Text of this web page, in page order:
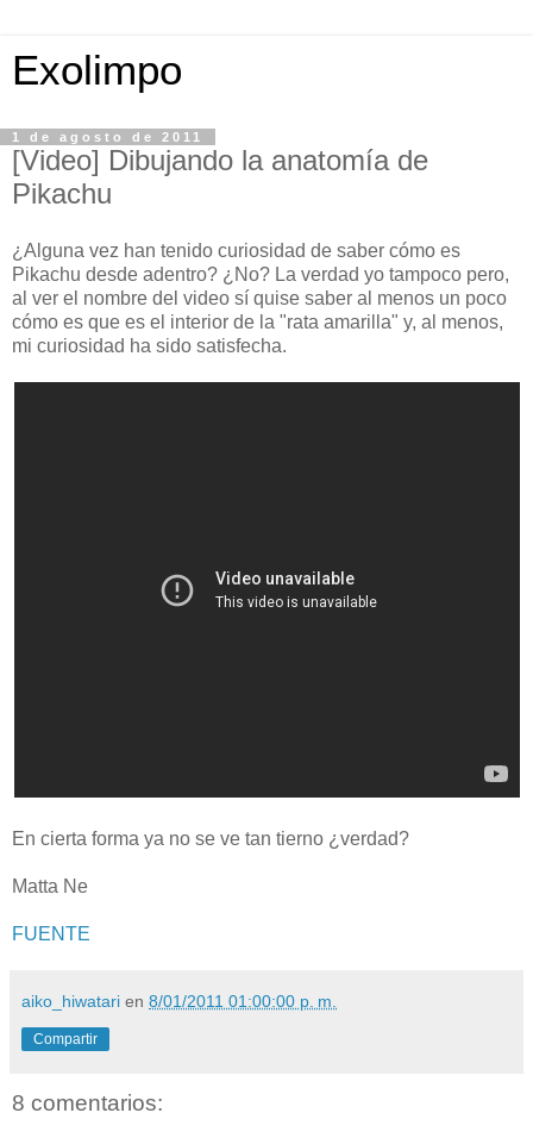
Exolimpo
1 de agosto de 2011
[Video] Dibujando la anatomía de
Pikachu
¿Alguna vez han tenido curiosidad de saber cómo es
Pikachu desde adentro? ¿No? La verdad yo tampoco pero,
al ver el nombre del video sí quise saber al menos un poco
cómo es que es el interior de la "rata amarilla" y, al menos,
mi curiosidad ha sido satisfecha.
En cierta forma ya no se ve tan tierno ¿verdad?
Matta Ne
FUENTE
aiko_hiwatari en 8/01/2011 01:00:00 p. m.
Compartir
8 comentarios: